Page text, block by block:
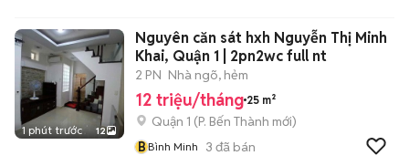
1 phút trước 12
Nguyên căn sát hxh Nguyễn Thị Minh
Khai, Quận 1 | 2pn2wc full nt
2 PN Nhà ngõ, hẻm
12 triệu/tháng 25 m²
Quận 1 (P. Bến Thành mới)
BBình Minh 3 đã bán